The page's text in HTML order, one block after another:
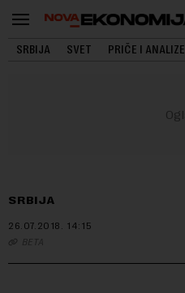
SRBIJA SVET PRIČE I ANALIZE
SRBIJA
26.07.2018. 14:15
BETA